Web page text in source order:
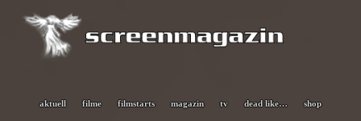
aktuell filme filmstarts magazin tv dead like… shop